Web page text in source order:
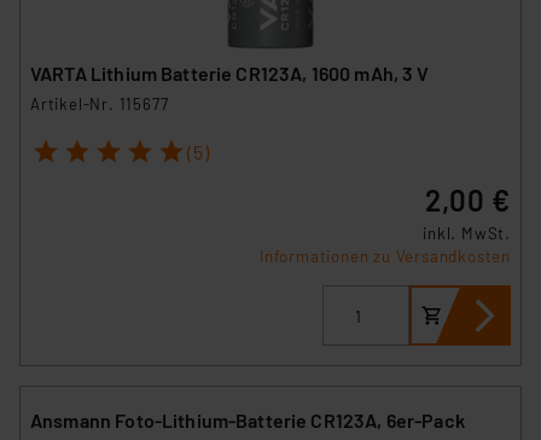
VARTA Lithium Batterie CR123A, 1600 mAh, 3 V
Artikel-Nr. 115677
1 2 3 4 5 (5)
2,00 €
inkl. MwSt.
Informationen zu Versandkosten
Ansmann Foto-Lithium-Batterie CR123A, 6er-Pack